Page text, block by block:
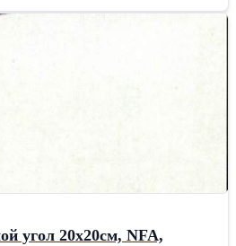
угол 20х20см, NFA,